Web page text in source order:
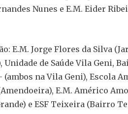
Nunes e E.M. Eider
E.M. Jorge Flores da Silva
Unidade de Saúde Vila Geni,
(ambos na Vila Geni), Escola
E.M. Américo
e ESF Teixeira (Bairro